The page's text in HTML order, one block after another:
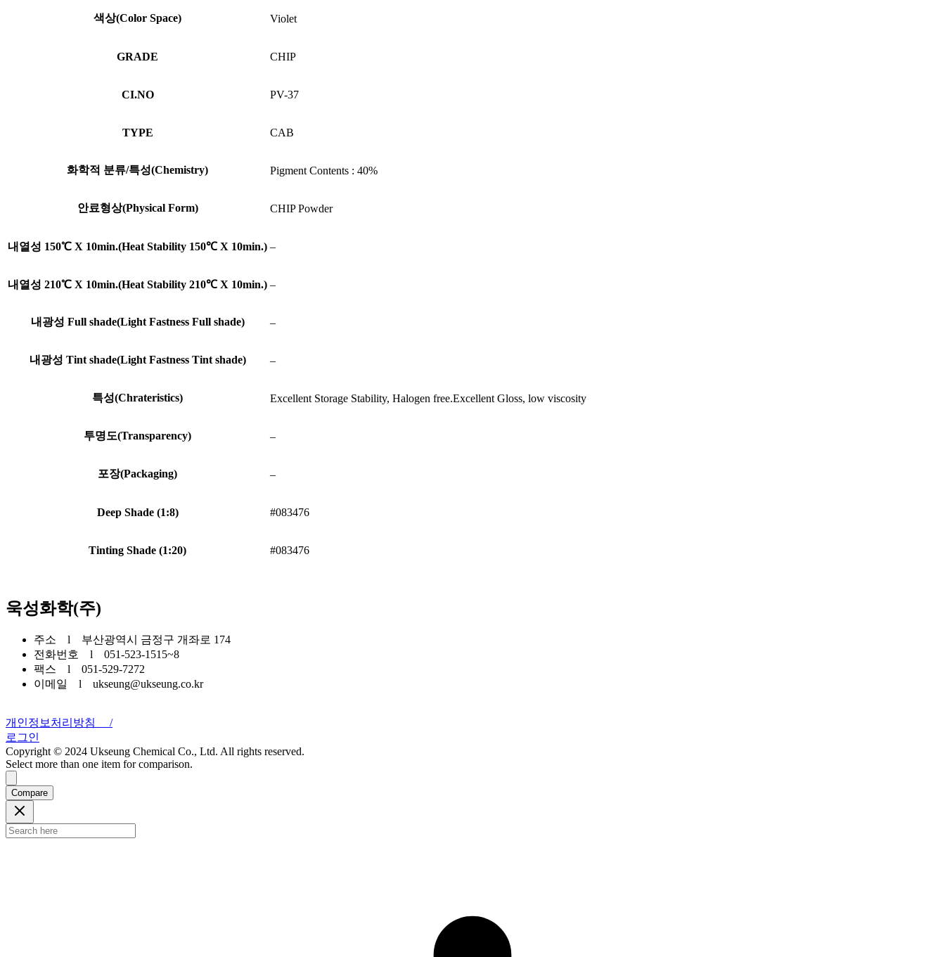
색상(Color Space) Violet
GRADE CHIP
CI.NO PV-37
TYPE CAB
화학적 분류/특성(Chemistry) Pigment Contents : 40%
안료형상(Physical Form) CHIP Powder
내열성 150℃ X 10min.(Heat Stability 150℃ X 10min.) –
내열성 210℃ X 10min.(Heat Stability 210℃ X 10min.) –
내광성 Full shade(Light Fastness Full shade) –
내광성 Tint shade(Light Fastness Tint shade) –
특성(Chrateristics) Excellent Storage Stability, Halogen free.Excellent Gloss, low viscosity
투명도(Transparency) –
포장(Packaging) –
Deep Shade (1:8) #083476
Tinting Shade (1:20) #083476
욱성화학(주)
주소 l 부산광역시 금정구 개좌로 174
전화번호 l 051-523-1515~8
팩스 l 051-529-7272
이메일 l ukseung@ukseung.co.kr
개인정보처리방침 /
로그인
Copyright © 2024 Ukseung Chemical Co., Ltd. All rights reserved.
Select more than one item for comparison.
Compare